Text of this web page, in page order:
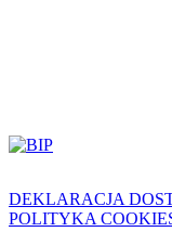
DEKLARACJA
POLITYKA